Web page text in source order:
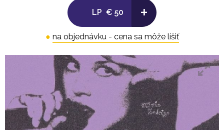
LP € 50 +
● na objednávku - cena sa môže líšiť